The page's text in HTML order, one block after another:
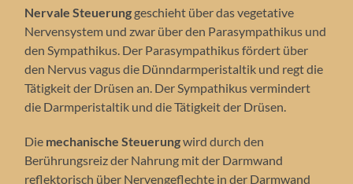
Nervale Steuerung geschieht über das vegetative
Nervensystem und zwar über den Parasympathikus und
den Sympathikus. Der Parasympathikus fördert über
den Nervus vagus die Dünndarmperistaltik und regt die
Tätigkeit der Drüsen an. Der Sympathikus vermindert
die Darmperistaltik und die Tätigkeit der Drüsen.
Die mechanische Steuerungwird durch den
Berührungsreiz der Nahrung mit der Darmwand
reflektorisch über Nervengeflechte in der Darmwand